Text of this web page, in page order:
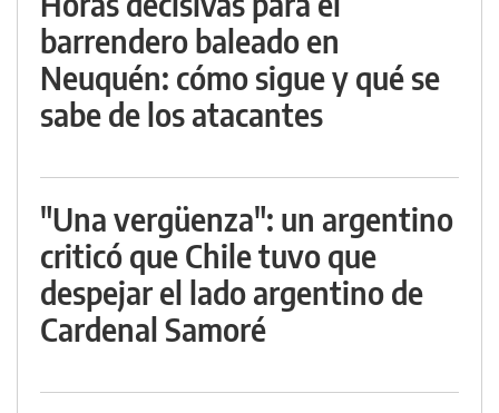
barrendero baleado en
Neuquén: cómo sigue y qué se
sabe de los atacantes
"Una vergüenza": un argentino
criticó que Chile tuvo que
despejar el lado argentino de
Cardenal Samoré